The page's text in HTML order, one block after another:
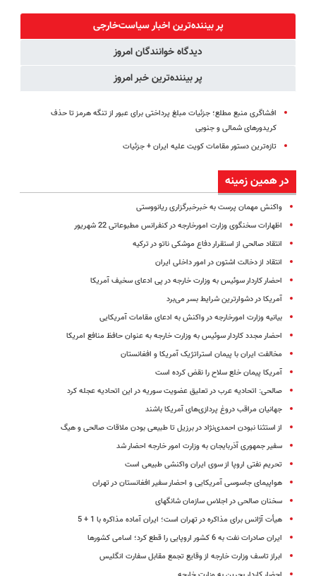
🔥 پرداخت
درب منزل
بفروش
پر بیننده‌ترین اخبار سیاست‌خارجی
دیدگاه خوانندگان امروز
پر بیننده‌ترین خبر امروز
افشاگری منبع مطلع؛ جزئیات مبلغ پرداختی برای عبور از تنگه هرمز تا حذف
کریدورهای شمالی و جنوبی
تازه‌ترین دستور مقامات کویت علیه ایران + جزئیات
در همین زمینه
واکنش مهمان پرست به خبرخبرگزاری ریانووستی
اظهارات سخنگوی وزارت امورخارجه در کنفرانس مطبوعاتی 22 شهریور
انتقاد صالحی از استقرار دفاع موشکی ناتو در ترکیه
انتقاد از دخالت اشتون در امور داخلی ایران
احضار کاردار سوئیس به وزارت خارجه در پی ادعای سخیف آمریکا
آمریکا در دشوارترین شرایط بسر می‌برد
بیانیه وزارت امورخارجه در واکنش به ادعای مقامات آمریکایی
احضار مجدد کاردار سوئیس به وزارت خارجه به عنوان حافظ منافع امریکا
مخالفت ایران با پیمان استراتژیک آمریکا و افغانستان
آمریکا پیمان خلع سلاح را نقض کرده است
صالحی: اتحادیه عرب در تعلیق عضویت سوریه در این اتحادیه عجله کرد
جهانیان مراقب دروغ پردازی‌های آمریکا باشند
از استثنا نبودن احمدی‌نژاد در برزیل تا طبیعی بودن ملاقات صالحی و هیگ
سفیر جمهوری آذربایجان به وزارت امور خارجه احضار شد
تحریم نفتی اروپا از سوی ایران واکنشی طبیعی است
هواپیمای جاسوسی آمریکایی و احضار سفیر افغانستان در تهران
سخنان صالحی در اجلاس سازمان شانگهای
هیأت آژانس برای مذاکره در تهران است؛ ایران آماده مذاکره با 1 + 5
ایران صادرات نفت به 6 کشور اروپایی را قطع کرد؛ اسامی کشورها
ابراز تاسف وزارت خارجه از وقایع تجمع مقابل سفارت انگلیس